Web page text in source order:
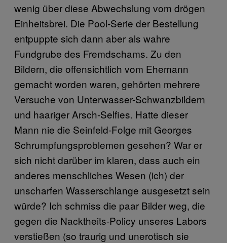
wenig über diese Abwechslung vom drögen
Einheitsbrei. Die Pool-Serie der Bestellung
entpuppte sich dann aber als wahre
Fundgrube des Fremdschams. Zu den
Bildern, die offensichtlich vom Ehemann
gemacht worden waren, gehörten mehrere
Versuche von Unterwasser-Schwanzbildern
und haariger Arsch-Selfies. Hatte dieser
Mann nie die Seinfeld-Folge mit Georges
Schrumpfungsproblemen gesehen? War er
sich nicht darüber im klaren, dass auch ein
anderes menschliches Wesen (ich) der
unscharfen Wasserschlange ausgesetzt sein
würde? Ich schmiss die paar Bilder weg, die
gegen die Nacktheits-Policy unseres Labors
verstießen (so traurig und unerotisch sie